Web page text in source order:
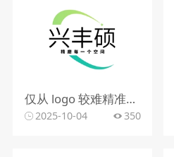
仅从 logo 较难精准判断行业。该 logo 含动感图形，文字有 “精雕每一个空间”，可能与室内装修、空间设计、建筑装饰等行业相关，但因信息有限，无法确切判定所属行业。
2025-10-04 350